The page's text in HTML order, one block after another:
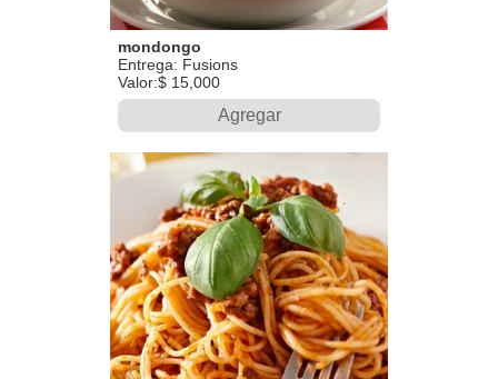
mondongo
Entrega: Fusions
Valor:$ 15,000
Agregar